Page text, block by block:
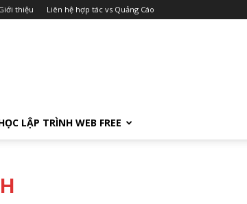
thiệu Liên hệ hợp tác vs Quảng Cáo
LẬP TRÌNH WEB FREE